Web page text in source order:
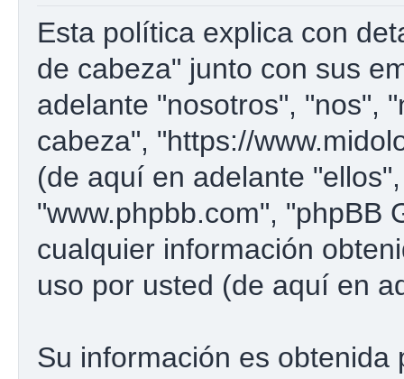
Esta política explica con
de cabeza" junto con sus
adelante "nosotros", "nos",
cabeza", "https://
(de aquí en adelante
"www.phpbb.com", "phpBB
cualquier información
uso por usted (de aquí en
Su información es